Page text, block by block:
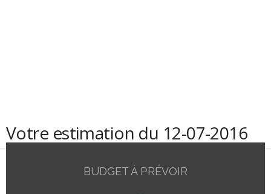
Votre estimation du 12-07-2016
BUDGET À PRÉVOIR